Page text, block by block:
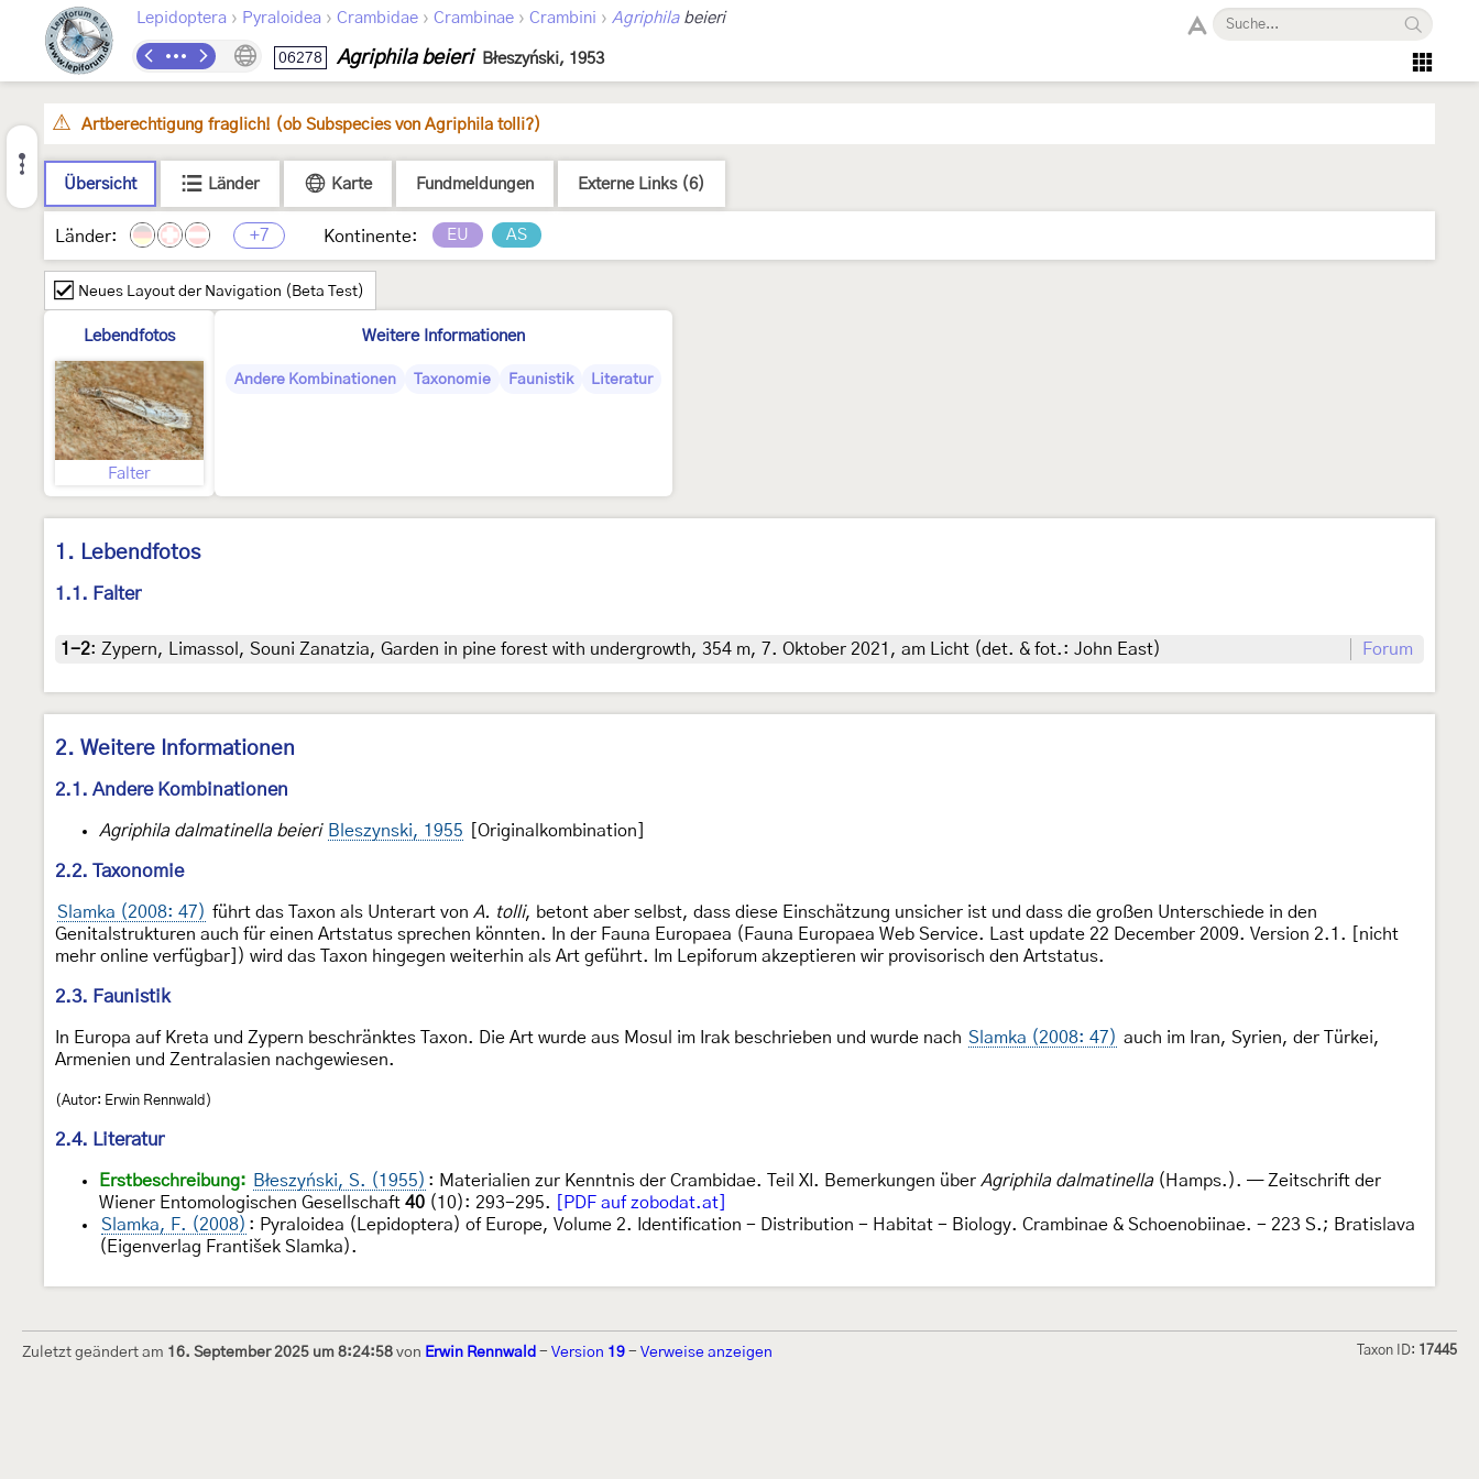
Lepidoptera › Pyraloidea › Crambidae › Crambinae › Crambini › Agriphilabeieri
06278 Agriphila beieri Błeszyński, 1953
Artberechtigung fraglich! (ob Subspecies von Agriphila tolli?)
Übersicht Länder Karte Fundmeldungen Externe Links (6)
Länder: +7 Kontinente: EU AS
Neues Layout der Navigation (Beta Test)
Lebendfotos
Falter
Weitere Informationen
Andere Kombinationen Taxonomie Faunistik Literatur
1. Lebendfotos
1.1. Falter
1-2: Zypern, Limassol, Souni Zanatzia, Garden in pine forest with undergrowth, 354 m, 7. Oktober 2021, am Licht (det. & fot.: John East) Forum
2. Weitere Informationen
2.1. Andere Kombinationen
Agriphila dalmatinella beieri Bleszynski, 1955 [Originalkombination]
2.2. Taxonomie
Slamka (2008: 47) führt das Taxon als Unterart von A. tolli, betont aber selbst, dass diese Einschätzung unsicher ist und dass die großen Unterschiede in den
Genitalstrukturen auch für einen Artstatus sprechen könnten. In der Fauna Europaea (Fauna Europaea Web Service. Last update 22 December 2009. Version 2.1. [nicht
mehr online verfügbar]) wird das Taxon hingegen weiterhin als Art geführt. Im Lepiforum akzeptieren wir provisorisch den Artstatus.
2.3. Faunistik
In Europa auf Kreta und Zypern beschränktes Taxon. Die Art wurde aus Mosul im Irak beschrieben und wurde nach Slamka (2008: 47) auch im Iran, Syrien, der Türkei,
Armenien und Zentralasien nachgewiesen.
(Autor: Erwin Rennwald)
2.4. Literatur
Erstbeschreibung: Błeszyński, S. (1955) : Materialien zur Kenntnis der Crambidae. Teil XI. Bemerkungen über Agriphila dalmatinella(Hamps.). — Zeitschrift der
Wiener Entomologischen Gesellschaft 40 (10): 293-295.
[PDF auf zobodat.at]
Slamka, F. (2008) : Pyraloidea (Lepidoptera) of Europe, Volume 2. Identification - Distribution - Habitat - Biology. Crambinae & Schoenobiinae. - 223 S.; Bratislava
(Eigenverlag František Slamka).
Zuletzt geändert am 16. September 2025 um 8:24:58 von Erwin Rennwald - Version 19 - Verweise anzeigen Taxon ID: 17445